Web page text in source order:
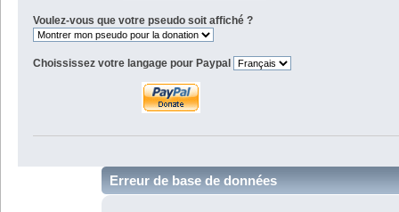
Voulez-vous que votre pseudo soit affiché ?
Choississez votre langage pour Paypal
Erreur de base de données